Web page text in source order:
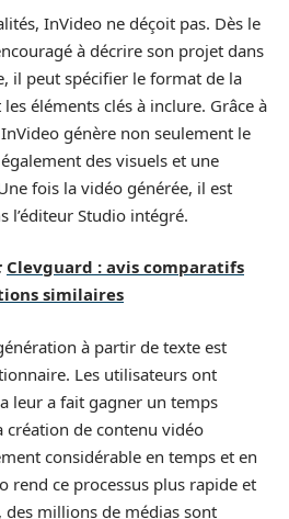
InVideo ne déçoit pas. Dès le
à décrire son projet dans
il peut spécifier le format de la
éléments clés à inclure. Grâce à
génère non seulement le
des visuels et une
fois la vidéo générée, il est
l’éditeur Studio intégré.
Clevguard : avis comparatifs
similaires
à partir de texte est
Les utilisateurs ont
leur a fait gagner un temps
création de contenu vidéo
considérable en temps et en
rend ce processus plus rapide et
des millions de médias sont